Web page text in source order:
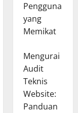
Pengguna
yang
Memikat
Mengurai
Audit
Teknis
Website:
Panduan